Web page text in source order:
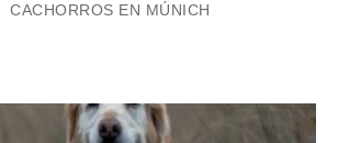
CACHORROS EN MÚNICH